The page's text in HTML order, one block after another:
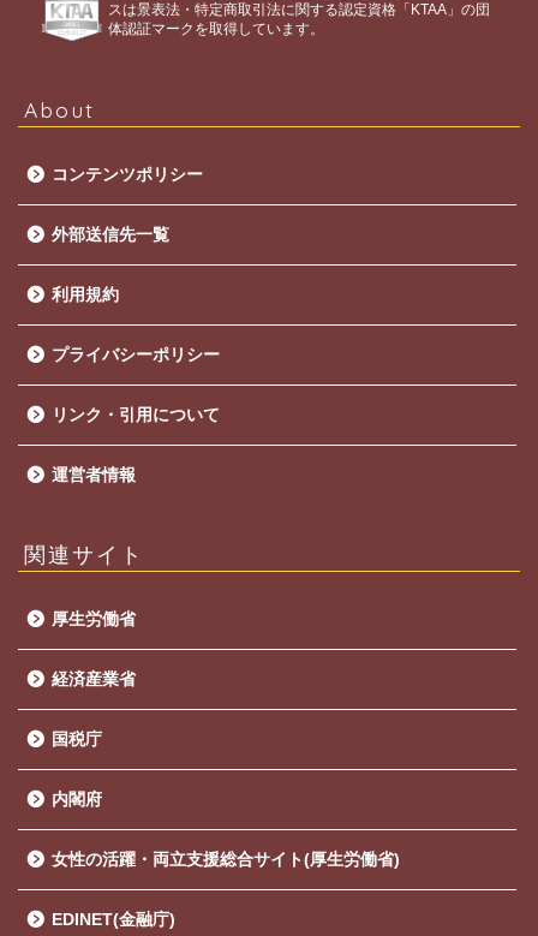
スは景表法・特定商取引法に関する認定資格「KTAA」の団
体認証マークを取得しています。
About
コンテンツポリシー
外部送信先一覧
利用規約
プライバシーポリシー
リンク・引用について
運営者情報
関連サイト
厚生労働省
経済産業省
国税庁
内閣府
女性の活躍・両立支援総合サイト(厚生労働省)
EDINET(金融庁)